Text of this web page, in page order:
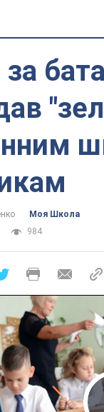
за
Моя Школа
984